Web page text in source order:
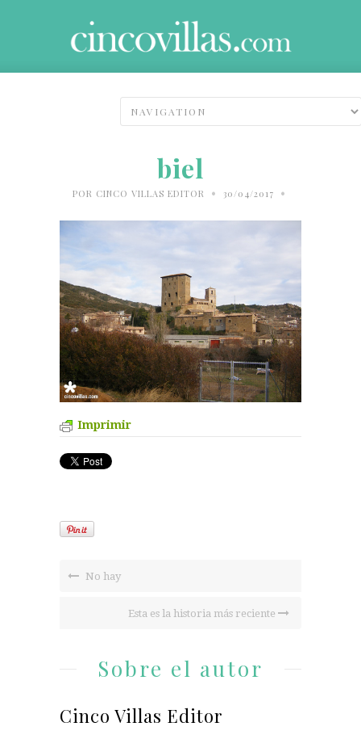
biel
POR CINCO VILLAS EDITOR • 30/04/2017 •
Imprimir
No hay
Esta es la historia más reciente
Sobre el autor
Cinco Villas Editor